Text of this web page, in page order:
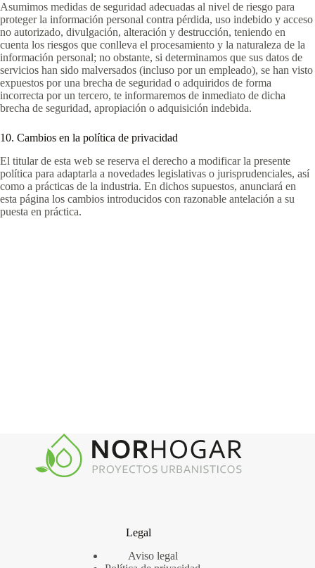
Asumimos medidas de seguridad adecuadas al nivel de riesgo para
proteger la información personal contra pérdida, uso indebido y acceso
no autorizado, divulgación, alteración y destrucción, teniendo en
cuenta los riesgos que conlleva el procesamiento y la naturaleza de la
información personal; no obstante, si determinamos que sus datos de
servicios han sido malversados (incluso por un empleado), se han visto
expuestos por una brecha de seguridad o adquiridos de forma
incorrecta por un tercero, te informaremos de inmediato de dicha
brecha de seguridad, apropiación o adquisición indebida.
10. Cambios en la política de privacidad
El titular de esta web se reserva el derecho a modificar la presente
política para adaptarla a novedades legislativas o jurisprudenciales, así
como a prácticas de la industria. En dichos supuestos, anunciará en
esta página los cambios introducidos con razonable antelación a su
puesta en práctica.
Legal
Aviso legal